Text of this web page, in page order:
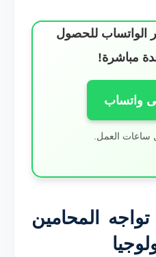
الواتساب للحصول
مباشرة!
واتساب
ساعات العمل.
تواجه المحامين